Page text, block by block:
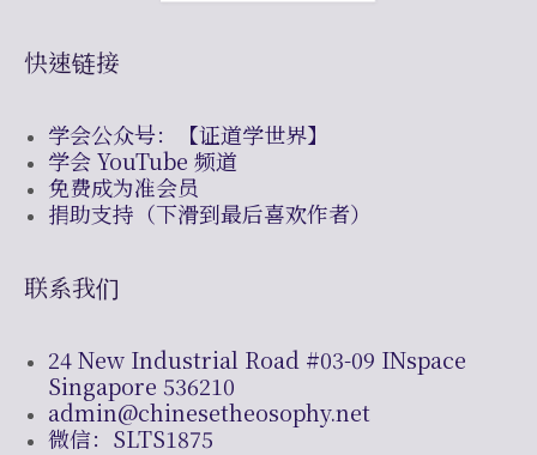
快速链接
学会公众号：【证道学世界】
学会 YouTube 频道
免费成为准会员
捐助支持（下滑到最后喜欢作者）
联系我们
24 New Industrial Road #03-09 INspace
Singapore 536210
admin@chinesetheosophy.net
微信：SLTS1875